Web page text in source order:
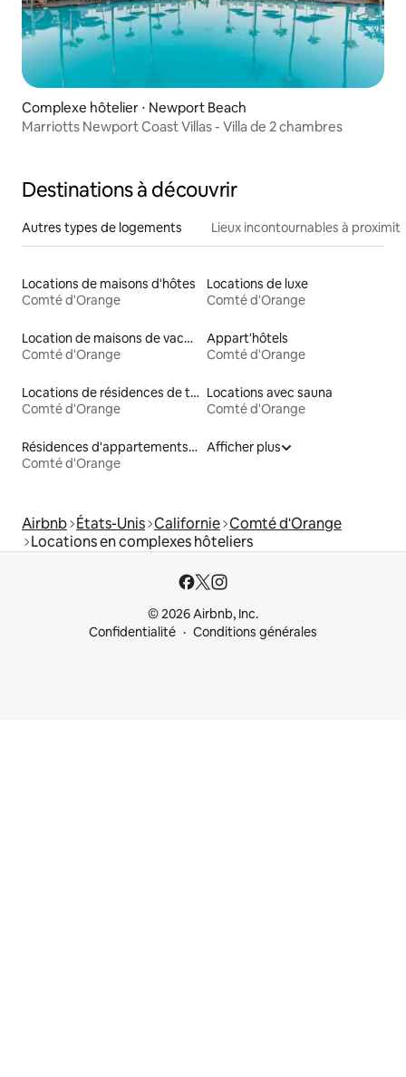
Complexe hôtelier ⋅ Newport Beach
Marriotts Newport Coast Villas - Villa de 2 chambres
Destinations à découvrir
Autres types de logements Lieux incontournables à
Locations de maisons d'hôtes
Comté d'Orange
Locations de luxe
Comté d'Orange
Location de maisons de vacances
Comté d'Orange
Appart'hôtels
Comté d'Orange
Locations de résidences de tourisme
Comté d'Orange
Locations avec sauna
Comté d'Orange
Résidences d'appartements en location
Comté d'Orange
Afficher plus
Airbnb États-Unis Californie Comté d'Orange
Locations en complexes hôteliers
© 2026 Airbnb, Inc.
Confidentialité
Conditions générales